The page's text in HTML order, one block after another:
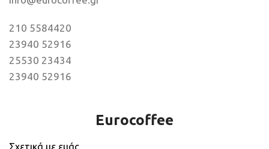
210 5584420
23940 52916
25530 23434
23940 52916
Eurocoffee
Σχετικά με εμάς